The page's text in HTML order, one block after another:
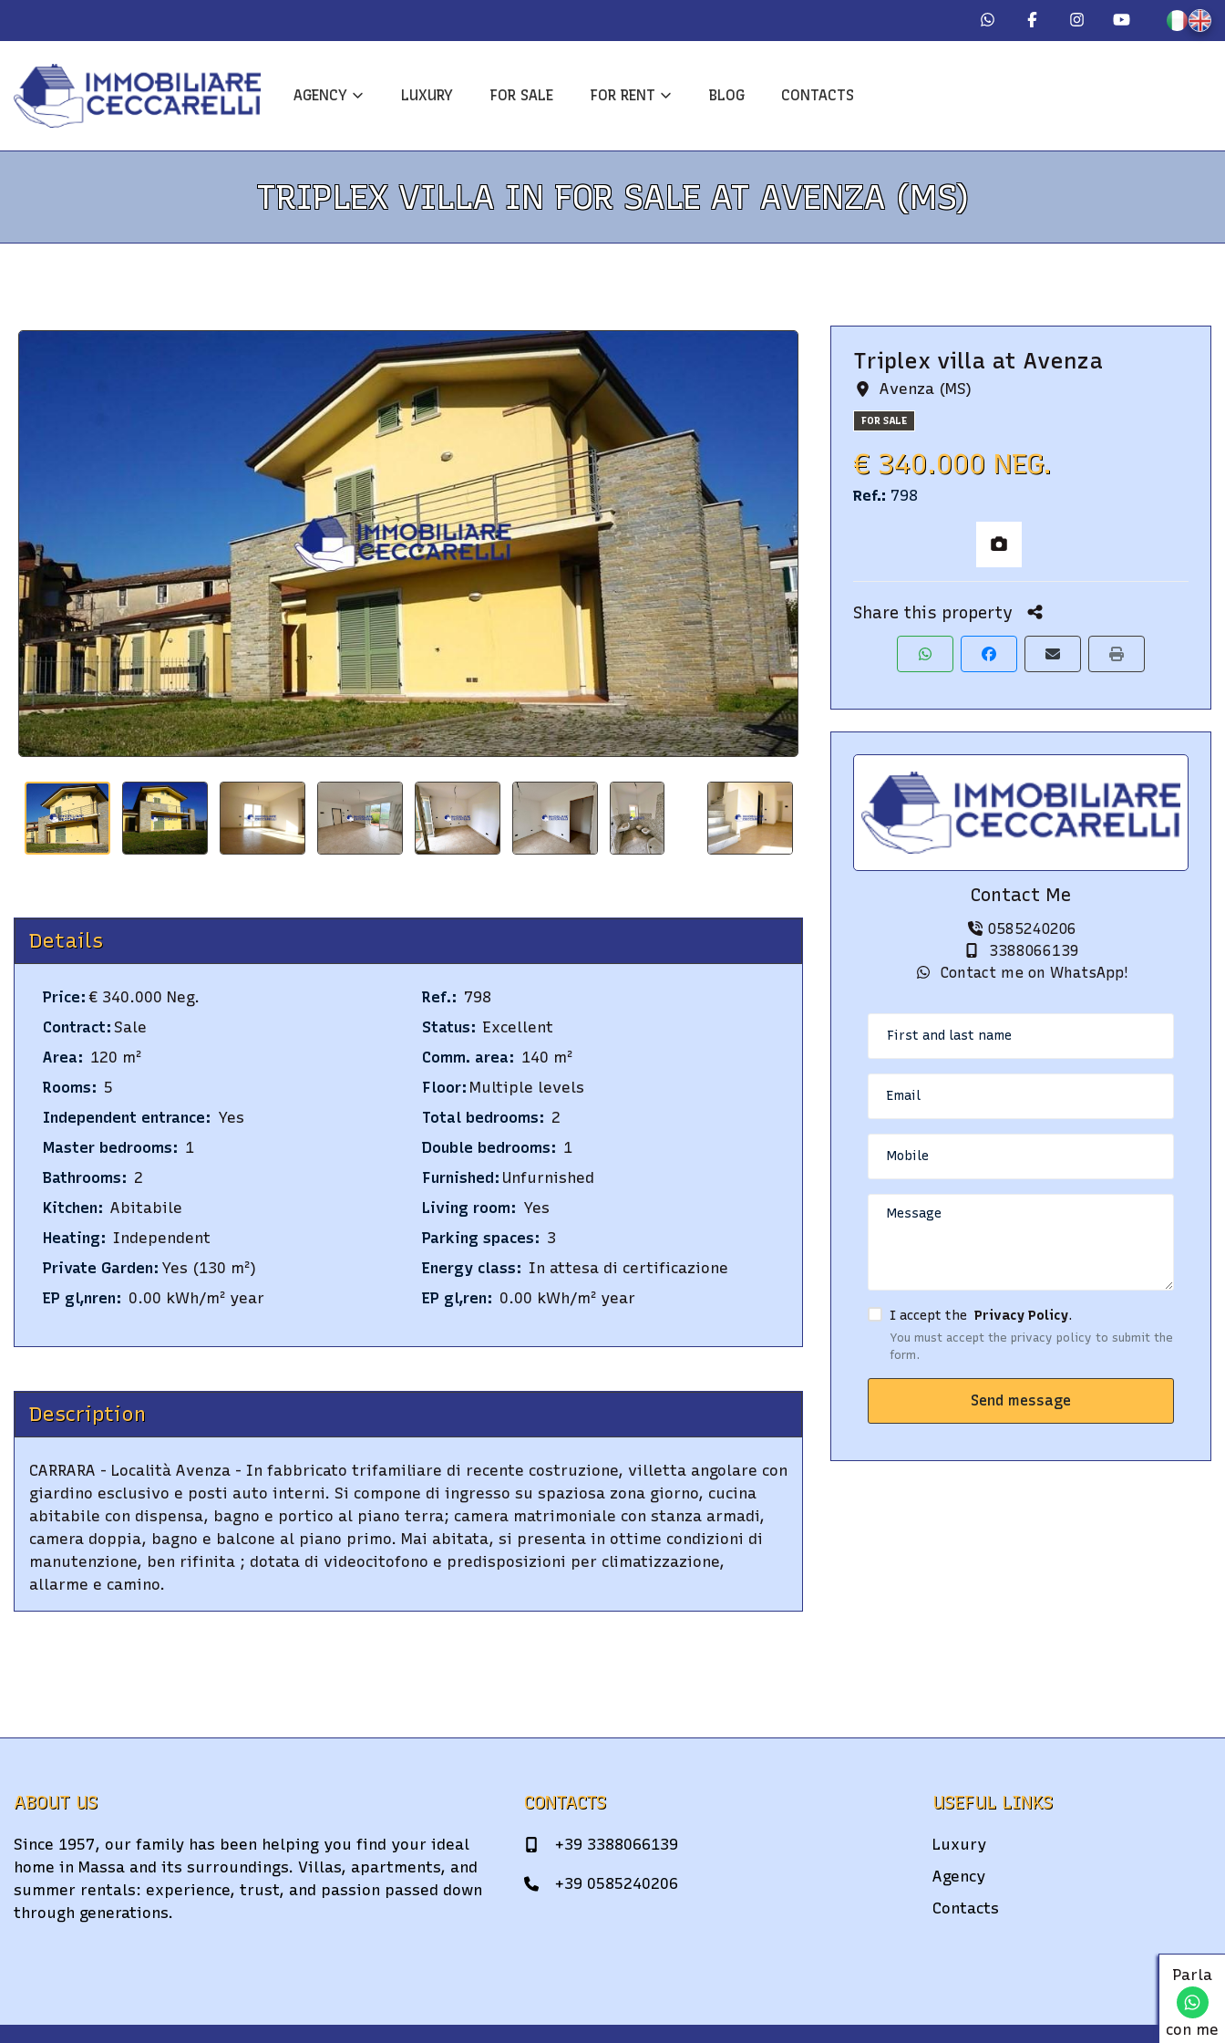
AGENCY LUXURY FOR SALE FOR RENT BLOG CONTACTS
TRIPLEX VILLA IN FOR SALE AT AVENZA (MS)
Details
Price: € 340.000 Neg. Ref.: 798
Contract: Sale Status: Excellent
Area: 120 m² Comm. area: 140 m²
Rooms: 5 Floor: Multiple levels
Independent entrance: Yes Total bedrooms: 2
Master bedrooms: 1 Double bedrooms: 1
Bathrooms: 2 Furnished: Unfurnished
Kitchen: Abitabile Living room: Yes
Heating: Independent Parking spaces: 3
Private Garden: Yes (130 m²) Energy class: In attesa di certificazione
EP gl,nren: 0.00 kWh/m² year EP gl,ren: 0.00 kWh/m² year
Description
CARRARA - Località Avenza - In fabbricato trifamiliare di recente costruzione, villetta angolare con
giardino esclusivo e posti auto interni. Si compone di ingresso su spaziosa zona giorno, cucina
abitabile con dispensa, bagno e portico al piano terra; camera matrimoniale con stanza armadi,
camera doppia, bagno e balcone al piano primo. Mai abitata, si presenta in ottime condizioni di
manutenzione, ben rifinita ; dotata di videocitofono e predisposizioni per climatizzazione,
allarme e camino.
Triplex villa at Avenza
Avenza (MS)
FOR SALE
€ 340.000 NEG.
Ref.: 798
Share this property
Contact Me
0585240206
3388066139
Contact me on WhatsApp!
I accept the Privacy Policy.
You must accept the privacy policy to submit the
form.
Send message
ABOUT US
Since 1957, our family has been helping you find your ideal
home in Massa and its surroundings. Villas, apartments, and
summer rentals: experience, trust, and passion passed down
through generations.
CONTACTS
+39 3388066139
+39 0585240206
USEFUL LINKS
Luxury
Agency
Contacts
Parla
con me